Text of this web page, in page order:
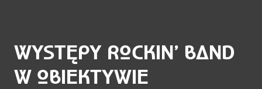
WYSTĘPY ROCKIN’ BAND
W OBIEKTYWIE